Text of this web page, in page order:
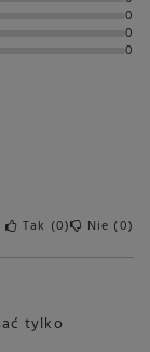
w saszetkach
0
0
0
Tak 0 Nie 0
tylko